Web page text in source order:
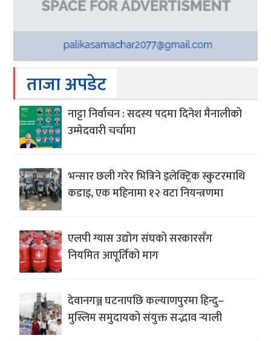
ताजा अपडेट
नाट्टा निर्वाचन : सदस्य पदमा दिनेश मैनालीको
उम्मेदवारी चर्चामा
भन्सार छली गरेर भित्रिने इलेक्ट्रिक स्कुटरमाथि
कडाइ, एक महिनामा १२ वटा नियन्त्रणमा
एलपी ग्यास उद्योग संघको सरकारसँग
नियमित आपूर्तिको माग
देवानगञ्ज घटनापछि कल्याणपुरमा हिन्दु–
मुस्लिम समुदायको संयुक्त सद्भाव र्‍याली